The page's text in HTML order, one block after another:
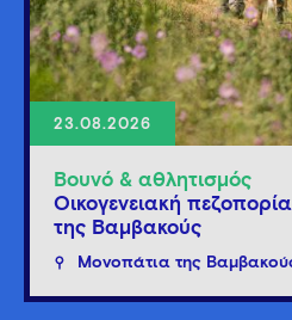
23.08.2026
Βουνό & αθλητισμός
Οικογενειακή
της Βαμβακούς
Μονοπάτια της